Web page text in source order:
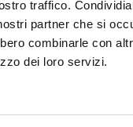
traffico.
partner che si
combinarle con
dei loro servizi.